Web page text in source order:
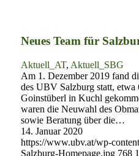
Neues Team für
Aktuell_AT, Aktuell_SBG
Am 1. Dezember 2019 fand
des UBV Salzburg statt,
Goinstüberl in Kuchl
waren die Neuwahl des
sowie Beratung über die…
14. Januar 2020
https://www.ubv.at/wp-
Salzburg-Homepage.jpg 768